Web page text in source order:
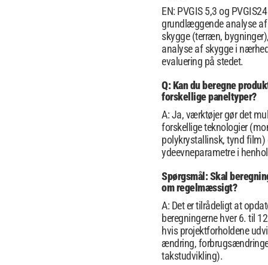
EN: PVGIS 5,3 og
grundlæggende analyse
skygge (terræn,
analyse af skygge i
evaluering på stedet.
Q: Kan du beregne
forskellige paneltyper?
A: Ja, værktøjer gør det
forskellige teknologier
polykrystallinsk, tynd film)
ydeevneparametre i
Spørgsmål: Skal
om regelmæssigt?
A: Det er tilrådeligt at
beregningerne hver 6. til
hvis projektforholdene
ændring,
takstudvikling).